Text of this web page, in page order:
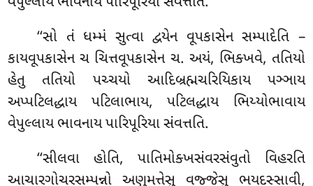
‘‘સો તં ધમ્મં સુત્વા દ્વયેન વૂપકાસેન સમ્પાદેતિ –
કાયવૂપકાસેન ચ ચિત્તવૂપકાસેન ચ. અયં, ભિક્ખવે, તતિયો
હેતુ તતિયો પચ્ચયો આદિબ્રહ્મચરિયિકાય પઞ્ઞાય
અપ્પટિલદ્ધાય પટિલાભાય, પટિલદ્ધાય ભિય્યોભાવાય
વેપુલ્લાય ભાવનાય પારિપૂરિયા સંવત્તતિ.
‘‘સીલવા હોતિ, પાતિમોક્ખસંવરસંવુતો વિહરતિ
આચારગોચરસમ્પન્નો અણુમત્તેસુ વજ્જેસુ ભયદસ્સાવી,